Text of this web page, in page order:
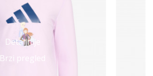
Detaljnije
Brzi pregled